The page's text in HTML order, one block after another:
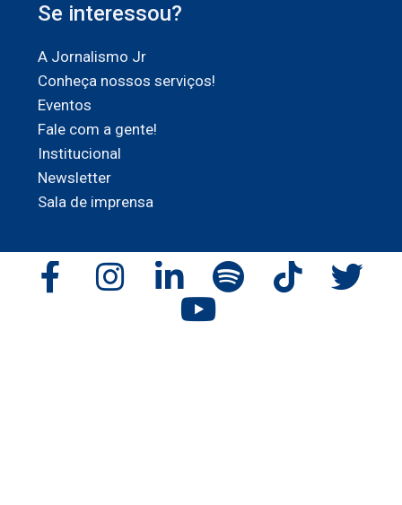
Se interessou?
A Jornalismo Jr
Conheça nossos serviços!
Eventos
Fale com a gente!
Institucional
Newsletter
Sala de imprensa